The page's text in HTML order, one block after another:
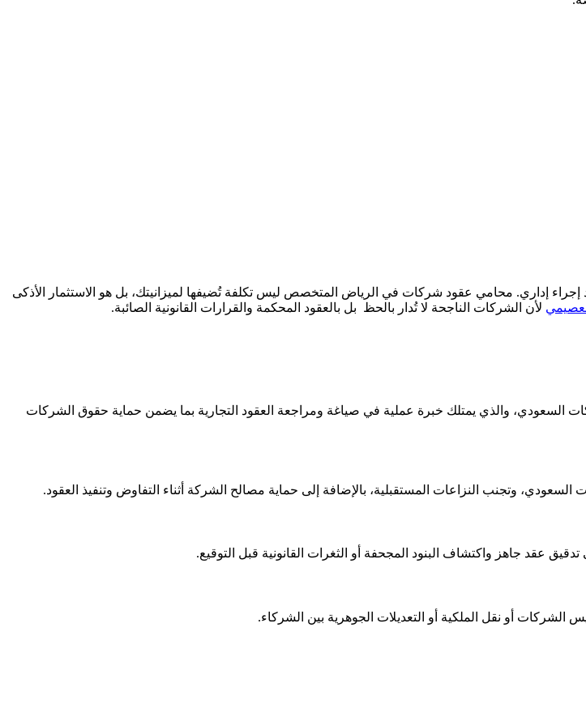
إداري. محامي عقود شركات في الرياض المتخصص ليس تكلفة تُضيفها لميزانيتك، بل هو الاستثمار الأذكى
لأن الشركات الناجحة لا تُدار بالحظ بل بالعقود المحكمة والقرارات القانونية الصائبة.
والذي يمتلك خبرة عملية في صياغة ومراجعة العقود التجارية بما يضمن حماية حقوق الشركات
وتجنب النزاعات المستقبلية، بالإضافة إلى حماية مصالح الشركة أثناء التفاوض وتنفيذ العقود.
عقد جاهز واكتشاف البنود المجحفة أو الثغرات القانونية قبل التوقيع.
الشركات أو نقل الملكية أو التعديلات الجوهرية بين الشركاء.